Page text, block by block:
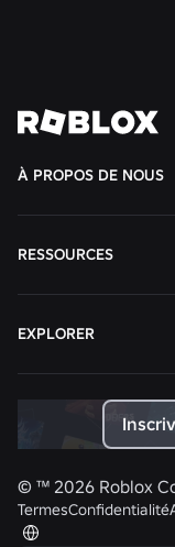
À PROPOS DE NOUS
RESSOURCES
EXPLORER
© ™ 2026 Roblox
TermesConfidentialité